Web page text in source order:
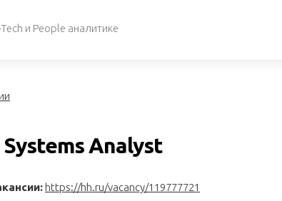
и People аналитике
Analyst
https://hh.ru/vacancy/119777721